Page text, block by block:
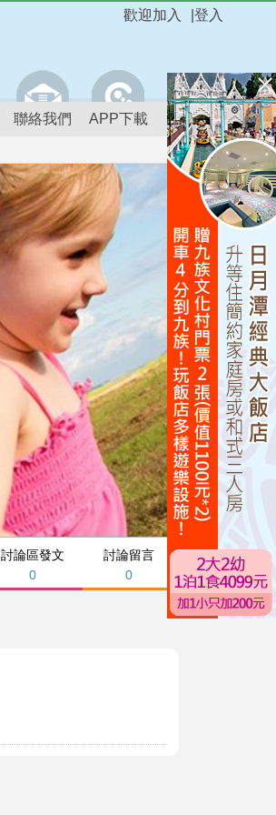
登入
歡迎加入
聯絡我們 APP下載
討論區發文
0
討論留言
0